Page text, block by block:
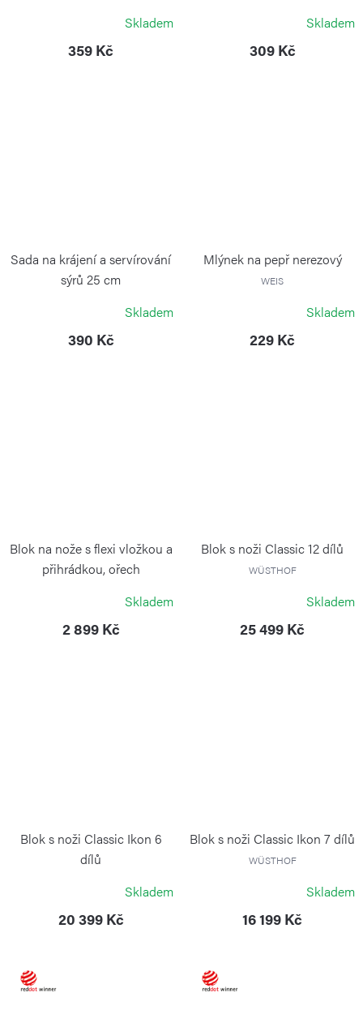
Skladem
359 Kč
Skladem
309 Kč
Sada na krájení a servírování
sýrů 25 cm
Skladem
390 Kč
Mlýnek na pepř nerezový
WEIS
Skladem
229 Kč
Blok na nože s flexi vložkou a
přihrádkou, ořech
Skladem
2 899 Kč
Blok s noži Classic 12 dílů
WÜSTHOF
Skladem
25 499 Kč
Blok s noži Classic Ikon 6
dílů
Skladem
20 399 Kč
Blok s noži Classic Ikon 7 dílů
WÜSTHOF
Skladem
16 199 Kč